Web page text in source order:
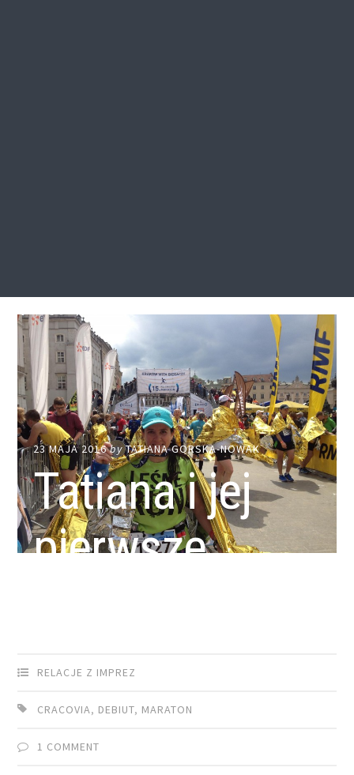
23 MAJA 2016byTATIANA GORSKA-NOWAK
Tatiana i jej
pierwsze
RELACJE Z IMPREZ
CRACOVIA, DEBIUT, MARATON
1 COMMENT